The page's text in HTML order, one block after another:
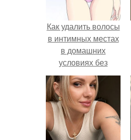
Как удалить волосы
в интимных местах
в домашних
условиях без
раздражения. Как
удалить волосы в
зоне бикини